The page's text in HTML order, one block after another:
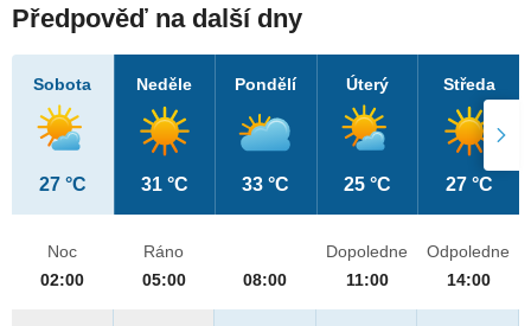
Předpověď na další dny
Sobota
27 °C
Neděle
31 °C
Pondělí
33 °C
Úterý
25 °C
Středa
27 °C
Noc
02:00
Ráno
05:00
08:00
Dopoledne
11:00
Odpoledne
14:00